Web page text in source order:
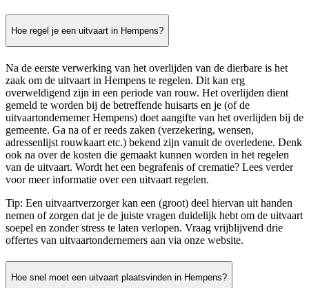
Hoe regel je een uitvaart in Hempens?
Na de eerste verwerking van het overlijden van de dierbare is het
zaak om de uitvaart in Hempens te regelen. Dit kan erg
overweldigend zijn in een periode van rouw. Het overlijden dient
gemeld te worden bij de betreffende huisarts en je (of de
uitvaartondernemer Hempens) doet aangifte van het overlijden bij de
gemeente. Ga na of er reeds zaken (verzekering, wensen,
adressenlijst rouwkaart etc.) bekend zijn vanuit de overledene. Denk
ook na over de kosten die gemaakt kunnen worden in het regelen
van de uitvaart. Wordt het een begrafenis of crematie? Lees verder
voor meer informatie over een uitvaart regelen.
Tip: Een uitvaartverzorger kan een (groot) deel hiervan uit handen
nemen of zorgen dat je de juiste vragen duidelijk hebt om de uitvaart
soepel en zonder stress te laten verlopen. Vraag vrijblijvend drie
offertes van uitvaartondernemers aan via onze website.
Hoe snel moet een uitvaart plaatsvinden in Hempens?